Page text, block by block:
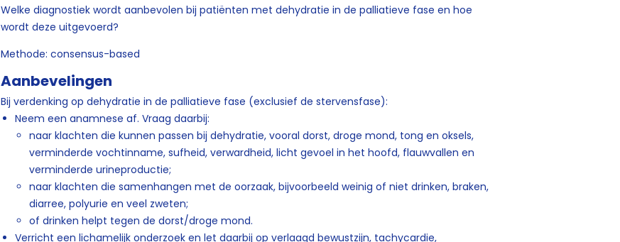
Welke diagnostiek wordt aanbevolen bij patiënten met dehydratie in de palliatieve fase en hoe
wordt deze uitgevoerd?
Methode: consensus-based
Aanbevelingen
Bij verdenking op dehydratie in de palliatieve fase (exclusief de stervensfase):
Neem een anamnese af. Vraag daarbij:
naar klachten die kunnen passen bij dehydratie, vooral dorst, droge mond, tong en oksels,
verminderde vochtinname, sufheid, verwardheid, licht gevoel in het hoofd, flauwvallen en
verminderde urineproductie;
naar klachten die samenhangen met de oorzaak, bijvoorbeeld weinig of niet drinken, braken,
diarree, polyurie en veel zweten;
of drinken helpt tegen de dorst/droge mond.
Verricht een lichamelijk onderzoek en let daarbij op verlaagd bewustzijn, tachycardie,